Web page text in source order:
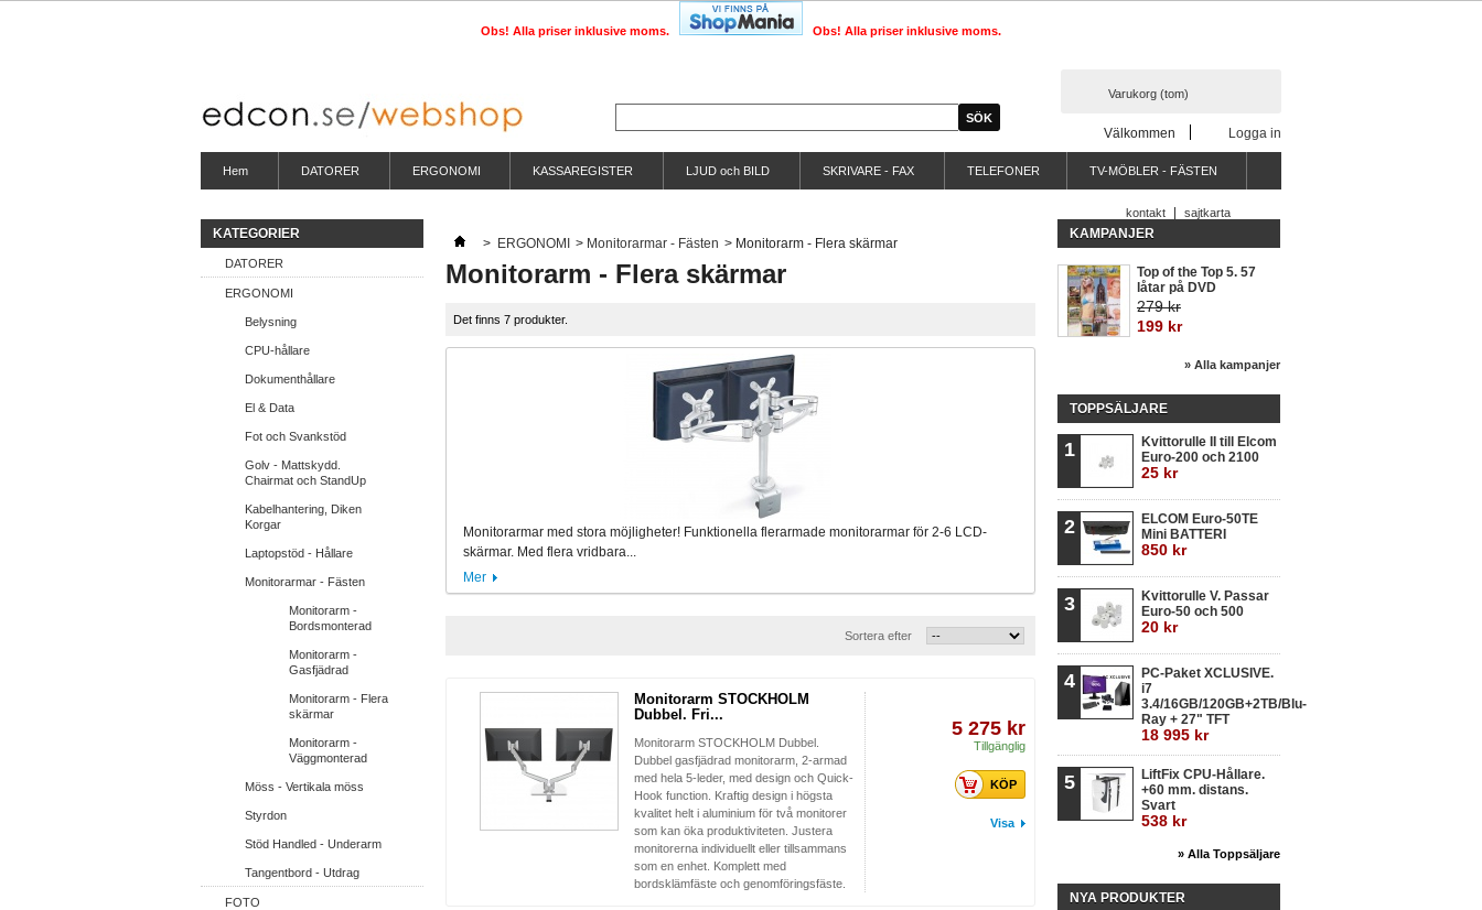
Obs! Alla priser inklusive moms. Obs! Alla priser inklusive moms.
Varukorg (tom)
Välkommen Logga in
Hem DATORER ERGONOMI KASSAREGISTER LJUD och BILD SKRIVARE - FAX TELEFONER TV-MÖBLER - FÄSTEN
kontakt sajtkarta
KATEGORIER
DATORER
ERGONOMI
Belysning
CPU-hållare
Dokumenthållare
El & Data
Fot och Svankstöd
Golv - Mattskydd.
Chairmat och StandUp
Kabelhantering, Diken
Korgar
Laptopstöd - Hållare
Monitorarmar - Fästen
Monitorarm -
Bordsmonterad
Monitorarm -
Gasfjädrad
Monitorarm - Flera
skärmar
Monitorarm -
Väggmonterad
Möss - Vertikala möss
Styrdon
Stöd Handled - Underarm
Tangentbord - Utdrag
FOTO
> ERGONOMI > Monitorarmar - Fästen > Monitorarm - Flera skärmar
Monitorarm - Flera skärmar
Det finns 7 produkter.
Monitorarmar med stora möjligheter! Funktionella flerarmade monitorarmar för 2-6 LCD-
skärmar. Med flera vridbara...
Mer
Sortera efter
Monitorarm STOCKHOLM
Dubbel. Fri...
Monitorarm STOCKHOLM Dubbel.
Dubbel gasfjädrad monitorarm, 2-armad
med hela 5-leder, med design och Quick-
Hook function. Kraftig design i högsta
kvalitet helt i aluminium för två monitorer
som kan öka produktiviteten. Justera
monitorerna individuellt eller tillsammans
som en enhet. Komplett med
bordsklämfäste och genomföringsfäste.
5 275 kr
Tillgänglig
KÖP
Visa
KAMPANJER
Top of the Top 5. 57
låtar på DVD
279 kr
199 kr
» Alla kampanjer
TOPPSÄLJARE
1
Kvittorulle II till Elcom
Euro-200 och 2100
25 kr
2
ELCOM Euro-50TE
Mini BATTERI
850 kr
3
Kvittorulle V. Passar
Euro-50 och 500
20 kr
4
PC-Paket XCLUSIVE.
i7
3.4/16GB/120GB+2TB/Blu-
Ray + 27" TFT
18 995 kr
5
LiftFix CPU-Hållare.
+60 mm. distans.
Svart
538 kr
» Alla Toppsäljare
NYA PRODUKTER